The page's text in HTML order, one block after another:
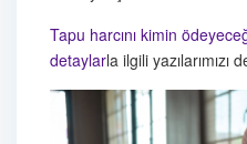
Tapu harcını kimin
detaylarla ilgili